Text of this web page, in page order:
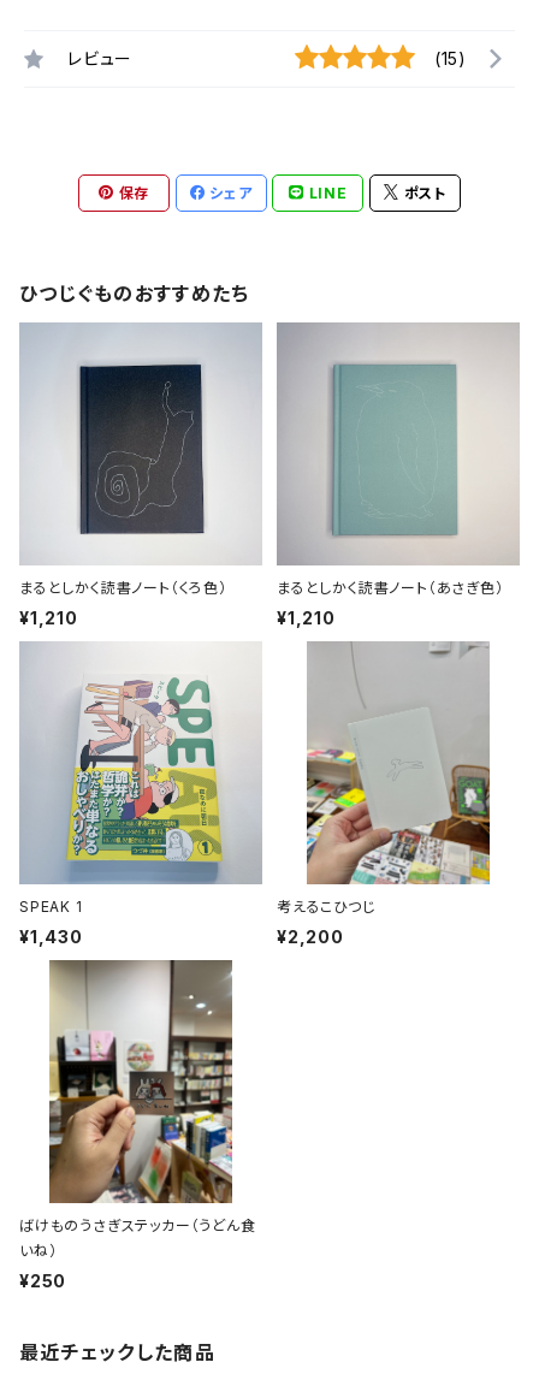
レビュー (15)
保存 シェア LINE ポスト
ひつじぐものおすすめたち
まるとしかく読書ノート（くろ色）
¥1,210
まるとしかく読書ノート（あさぎ色）
¥1,210
SPEAK 1
¥1,430
考えるこひつじ
¥2,200
ばけものうさぎステッカー（うどん食
いね）
¥250
最近チェックした商品